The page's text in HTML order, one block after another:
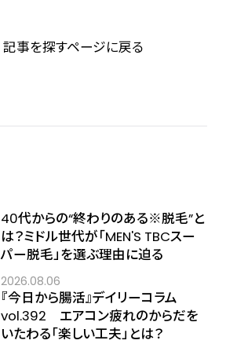
記事を探すページに戻る
40代からの“終わりのある※脱毛”と
は？ミドル世代が「MEN'S TBCスー
パー脱毛」を選ぶ理由に迫る
2026.08.06
『今日から腸活』デイリーコラム
vol.392 エアコン疲れのからだを
いたわる「楽しい工夫」とは？